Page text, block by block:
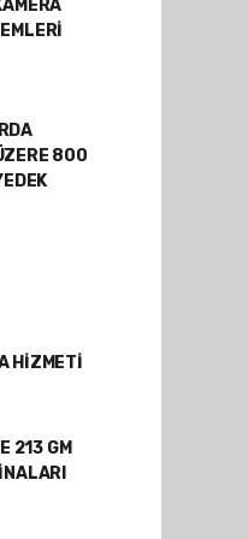
800
HİZMETİ
213 GM